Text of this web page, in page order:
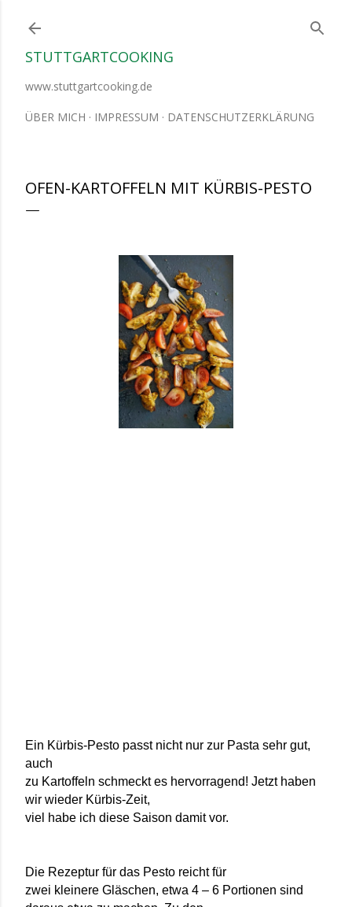
STUTTGARTCOOKING
www.stuttgartcooking.de
ÜBER MICH IMPRESSUM DATENSCHUTZERKLÄRUNG
OFEN-KARTOFFELN MIT KÜRBIS-PESTO
Ein Kürbis-Pesto passt nicht nur zur Pasta sehr gut,
auch
zu Kartoffeln schmeckt es hervorragend! Jetzt haben
wir wieder Kürbis-Zeit,
viel habe ich diese Saison damit vor.
Die Rezeptur für das Pesto reicht für
zwei kleinere Gläschen, etwa 4 – 6 Portionen sind